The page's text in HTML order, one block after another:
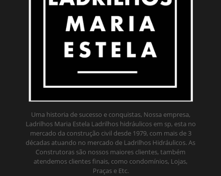
Uma historia de sucesso e conquistas, Nossa empresa,
Ladrilhos Maria Estela Ladrilhos hidráulicos em sp, esta no
mercado da construção civil desde 1979, com mais de 3
décadas atuando no mercado de Ladrilhos Hidráulicos. As
Construtoras são nossos maiores clientes, também
atendemos clientes finais, como condomínios, Lojas,
Praças e Etc.